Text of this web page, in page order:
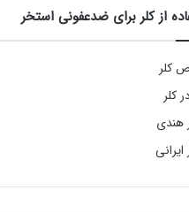
از کلر برای ضدعفونی استخر
کلر
کلر
هندی
ایرانی